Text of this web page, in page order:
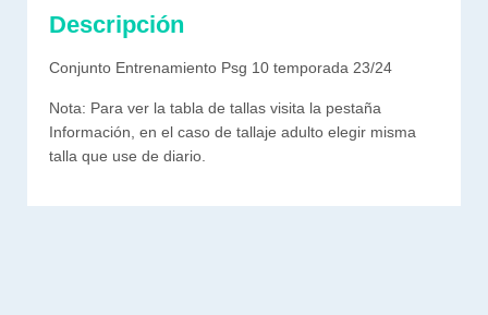
Descripción
Conjunto Entrenamiento Psg 10 temporada 23/24
Nota: Para ver la tabla de tallas visita la pestaña
Información, en el caso de tallaje adulto elegir misma
talla que use de diario.